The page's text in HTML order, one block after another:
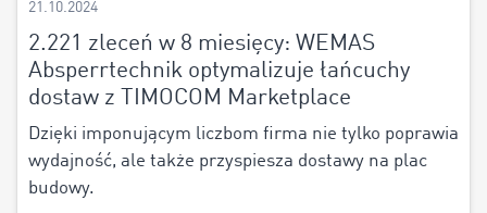
21.10.2024
2.221 zleceń w 8 miesięcy: WEMAS
Absperrtechnik optymalizuje łańcuchy
dostaw z TIMOCOM Marketplace
Dzięki imponującym liczbom firma nie tylko poprawia
wydajność, ale także przyspiesza dostawy na plac
budowy.